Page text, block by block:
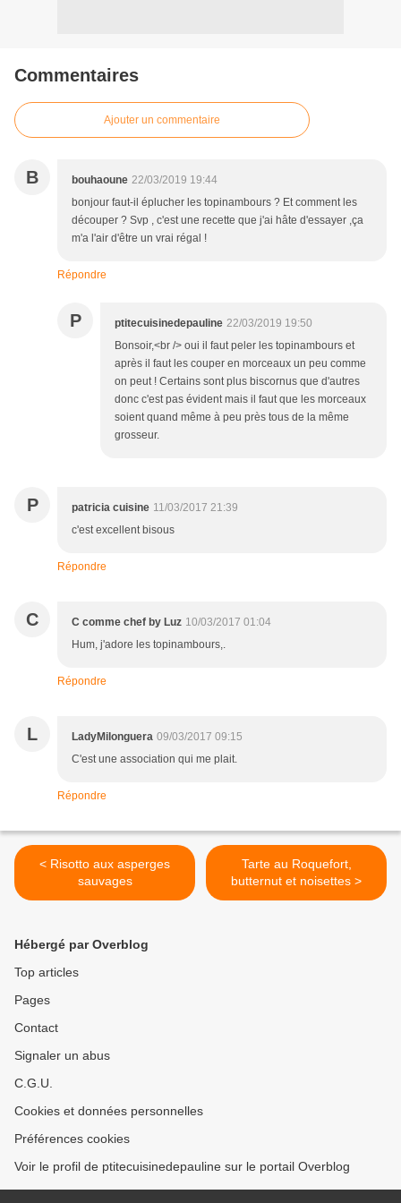
Commentaires
Ajouter un commentaire
B bouhaoune 22/03/2019 19:44
bonjour faut-il éplucher les topinambours ? Et comment les
découper ? Svp , c'est une recette que j'ai hâte d'essayer ,ça
m'a l'air d'être un vrai régal !
Répondre
P ptitecuisinedepauline 22/03/2019 19:50
Bonsoir,<br /> oui il faut peler les topinambours et
après il faut les couper en morceaux un peu comme
on peut ! Certains sont plus biscornus que d'autres
donc c'est pas évident mais il faut que les morceaux
soient quand même à peu près tous de la même
grosseur.
P patricia cuisine 11/03/2017 21:39
c'est excellent bisous
Répondre
C C comme chef by Luz 10/03/2017 01:04
Hum, j'adore les topinambours,.
Répondre
L LadyMilonguera 09/03/2017 09:15
C'est une association qui me plait.
Répondre
< Risotto aux asperges
sauvages
Tarte au Roquefort,
butternut et noisettes >
Hébergé par Overblog
Top articles
Pages
Contact
Signaler un abus
C.G.U.
Cookies et données personnelles
Préférences cookies
Voir le profil de ptitecuisinedepauline sur le portail Overblog